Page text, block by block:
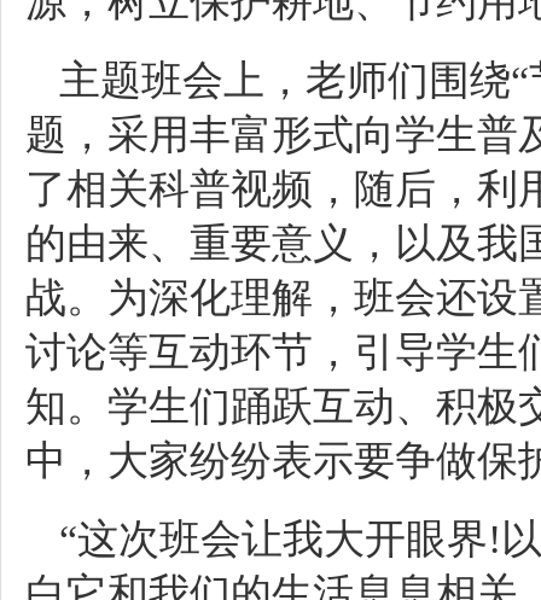
主题班会上，老师们围绕
题，采用丰富形式向学生普
了相关科普视频，随后，利
的由来、重要意义，以及我
战。为深化理解，班会还设
讨论等互动环节，引导学生
知。学生们踊跃互动、积极
中，大家纷纷表示要争做保
“这次班会让我大开眼界!